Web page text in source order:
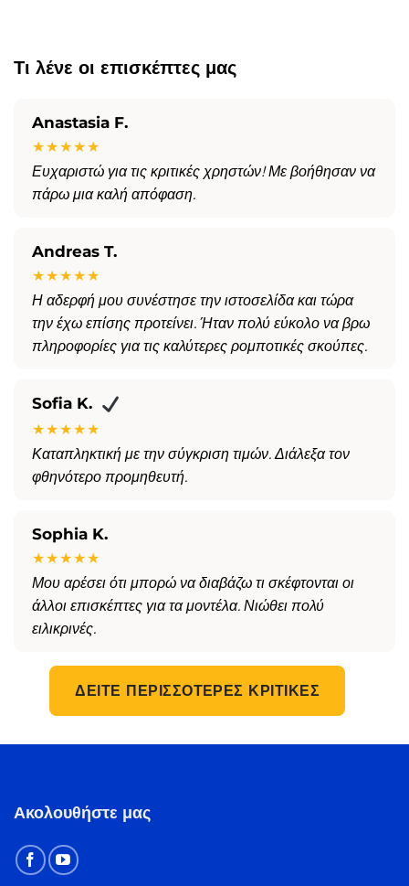
Τι λένε οι επισκέπτες μας
Anastasia F.
★★★★★
Ευχαριστώ για τις κριτικές χρηστών! Με βοήθησαν να
πάρω μια καλή απόφαση.
Andreas T.
★★★★★
Η αδερφή μου συνέστησε την ιστοσελίδα και τώρα
την έχω επίσης προτείνει. Ήταν πολύ εύκολο να βρω
πληροφορίες για τις καλύτερες ρομποτικές σκούπες.
Sofia K.
★★★★★
Καταπληκτική με την σύγκριση τιμών. Διάλεξα τον
φθηνότερο προμηθευτή.
Sophia K.
★★★★★
Μου αρέσει ότι μπορώ να διαβάζω τι σκέφτονται οι
άλλοι επισκέπτες για τα μοντέλα. Νιώθει πολύ
ειλικρινές.
ΔΕΊΤΕ ΠΕΡΙΣΣΌΤΕΡΕΣ ΚΡΙΤΙΚΈΣ
Ακολουθήστε μας